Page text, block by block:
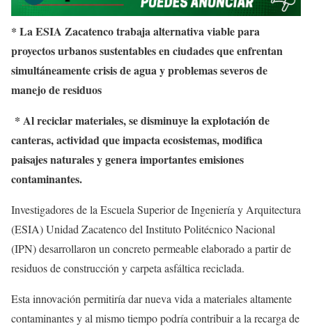
* La ESIA Zacatenco trabaja alternativa viable para
proyectos urbanos sustentables en ciudades que enfrentan
simultáneamente crisis de agua y problemas severos de
manejo de residuos
* Al reciclar materiales, se disminuye la explotación de
canteras, actividad que impacta ecosistemas, modifica
paisajes naturales y genera importantes emisiones
contaminantes.
Investigadores de la Escuela Superior de Ingeniería y Arquitectura
(ESIA) Unidad Zacatenco del Instituto Politécnico Nacional
(IPN) desarrollaron un concreto permeable elaborado a partir de
residuos de construcción y carpeta asfáltica reciclada.
Esta innovación permitiría dar nueva vida a materiales altamente
contaminantes y al mismo tiempo podría contribuir a la recarga de